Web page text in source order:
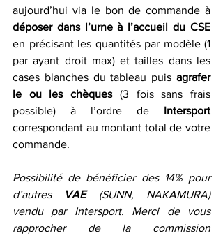
déposer dans l’urne à l’accueil du CSE
en précisant les quantités par modèle (1
par ayant droit max) et tailles dans les
cases blanches du tableau puis agrafer
le ou les chèques (3 fois sans frais
possible) à l’ordre de Intersport
correspondant au montant total de votre
commande.
Possibilité de bénéficier des 14% pour
d’autres VAE (SUNN, NAKAMURA)
vendu par Intersport. Merci de vous
rapprocher de la commission